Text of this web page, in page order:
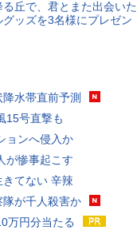
丘で、君とまた出会いた
ッズを3名様にプレゼン
水帯直前予測
15号直撃も
ョンへ侵入か
が惨事起こす
てない 辛辣
が千人殺害か
万円分当たる